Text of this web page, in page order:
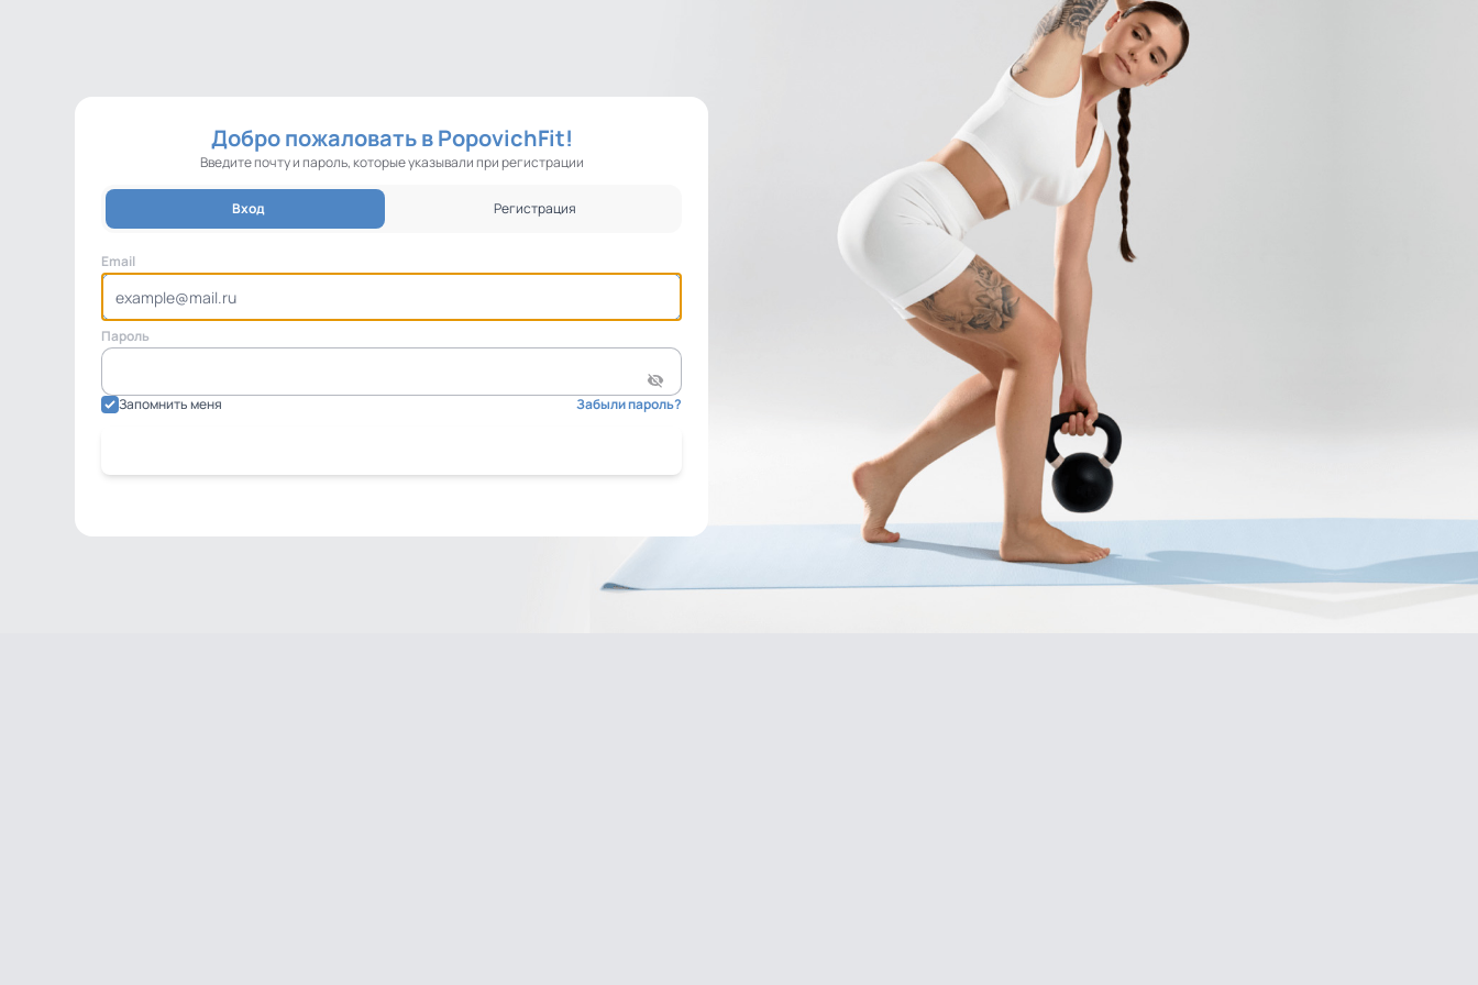
Добро пожаловать в PopovichFit!
Введите почту и пароль, которые указывали при регистрации
Вход Регистрация
Email
Пароль
Запомнить меня Забыли пароль?